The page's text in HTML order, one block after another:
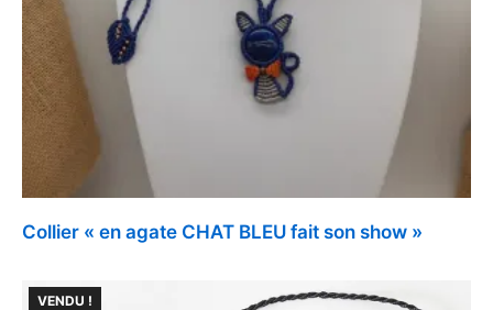
Collier « en agate CHAT BLEU fait son show »
VENDU !